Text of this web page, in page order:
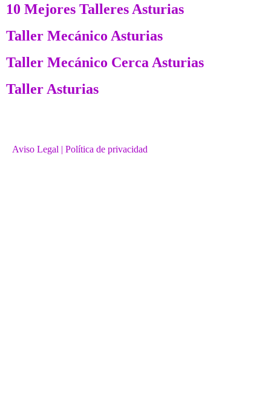
10 Mejores Talleres Asturias
Taller Mecánico Asturias
Taller Mecánico Cerca Asturias
Taller Asturias
Aviso Legal | Política de privacidad